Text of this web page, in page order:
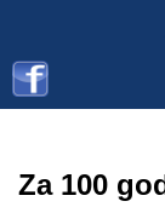
Za 100